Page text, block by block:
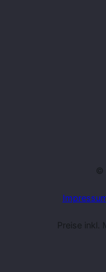
©
Preise inkl.